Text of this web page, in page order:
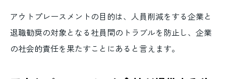
アウトプレースメントの目的は、人員削減をする企業と
退職勧奨の対象となる社員間のトラブルを防止し、企業
の社会的責任を果たすことにあると言えます。